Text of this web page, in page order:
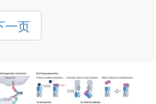
的金标准化学探
一页